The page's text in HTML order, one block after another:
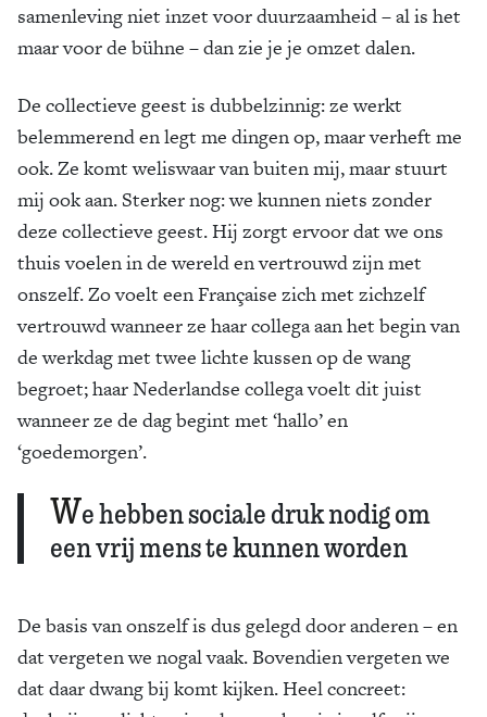
samenleving niet inzet voor duurzaamheid – al is het
maar voor de bühne – dan zie je je omzet dalen.
De collectieve geest is dubbelzinnig: ze werkt
belemmerend en legt me dingen op, maar verheft me
ook. Ze komt weliswaar van buiten mij, maar stuurt
mij ook aan. Sterker nog: we kunnen niets zonder
deze collectieve geest. Hij zorgt ervoor dat we ons
thuis voelen in de wereld en vertrouwd zijn met
onszelf. Zo voelt een Française zich met zichzelf
vertrouwd wanneer ze haar collega aan het begin van
de werkdag met twee lichte kussen op de wang
begroet; haar Nederlandse collega voelt dit juist
wanneer ze de dag begint met ‘hallo’ en
‘goedemorgen’.
We hebben sociale druk nodig om
een vrij mens te kunnen worden
De basis van onszelf is dus gelegd door anderen – en
dat vergeten we nogal vaak. Bovendien vergeten we
dat daar dwang bij komt kijken. Heel concreet: